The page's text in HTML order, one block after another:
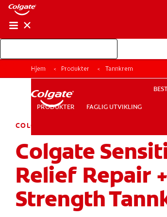
PRODUKTER FAGLIG UTVIKLING
LOGG INN FOR Å
PRODUKTER FAGLIG UTVIKLING
Hjem Produkter Tannkrem
COLGATE SENSITIVE
Colgate
Relief Repair
Strength